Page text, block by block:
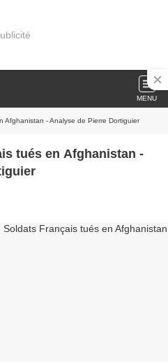
MENU
Afghanistan - Analyse de Pierre Dortiguier
tués en Afghanistan -